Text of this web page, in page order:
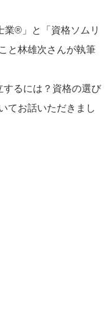
業®」と「資格ソムリ
と林雄次さんが執筆
るには？資格の選び
てお話いただきまし